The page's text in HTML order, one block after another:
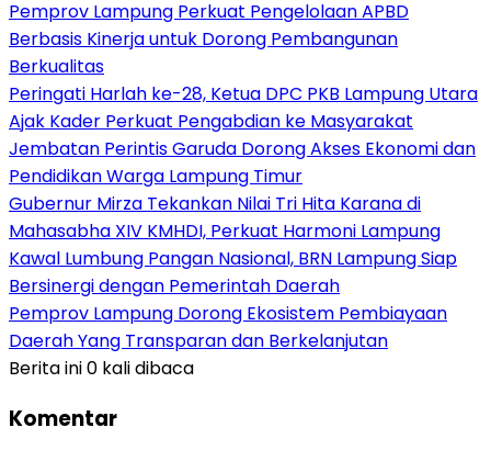
Pemprov Lampung Perkuat Pengelolaan APBD
Berbasis Kinerja untuk Dorong Pembangunan
Berkualitas
Peringati Harlah ke-28, Ketua DPC PKB Lampung Utara
Ajak Kader Perkuat Pengabdian ke Masyarakat
Jembatan Perintis Garuda Dorong Akses Ekonomi dan
Pendidikan Warga Lampung Timur
Gubernur Mirza Tekankan Nilai Tri Hita Karana di
Mahasabha XIV KMHDI, Perkuat Harmoni Lampung
Kawal Lumbung Pangan Nasional, BRN Lampung Siap
Bersinergi dengan Pemerintah Daerah
Pemprov Lampung Dorong Ekosistem Pembiayaan
Daerah Yang Transparan dan Berkelanjutan
Berita ini 0 kali dibaca
Komentar